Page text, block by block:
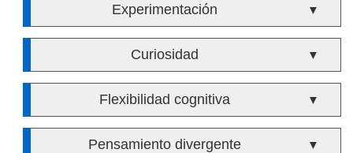
Experimentación ▼
Curiosidad ▼
Flexibilidad cognitiva ▼
Pensamiento divergente ▼